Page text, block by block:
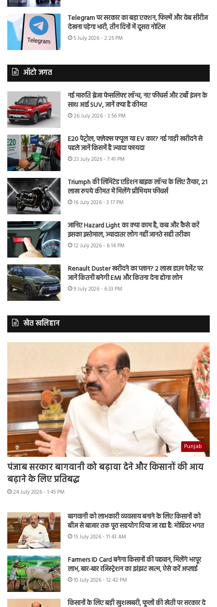
Telegram पर सरकार का बड़ा एक्शन, फिल्में और वेब सीरीज
देखना पड़ेगा भारी, तीन दिनों में दूसरा नोटिस
5 July 2026 - 2:25 PM
ऑटो जगत
नई मारुति ब्रेजा फेसलिफ्ट लॉन्च, नए फीचर्स और टर्बो इंजन के
साथ आई SUV, जानें क्या है कीमत
26 July 2026 - 3:56 PM
E20 पेट्रोल, फ्लेक्स फ्यूल या EV कार? नई गाड़ी खरीदने से
पहले जानें किसमें है ज्यादा फायदा
23 July 2026 - 7:41 PM
Triumph की लिमिटेड एडिशन बाइक लॉन्च के लिए तैयार, 21
लाख रुपये कीमत में मिलेंगे प्रीमियम फीचर्स
16 July 2026 - 3:17 PM
जानिए Hazard Light का क्या काम है, कब और कैसे करें
इसका इस्तेमाल, ज्यादातर लोग नहीं जानते सही तरीका
12 July 2026 - 6:14 PM
Renault Duster खरीदने का प्लान? 2 लाख डाउन पेमेंट पर
जानें कितनी बनेगी EMI और कितना देना होगा लोन
9 July 2026 - 6:33 PM
खेत खलिहान
Punjab
पंजाब सरकार बागवानी को बढ़ावा देने और किसानों की आय
बढ़ाने के लिए प्रतिबद्ध
24 July 2026 - 1:45 PM
बागवानी को लाभकारी व्यवसाय बनाने के लिए किसानों को
बीज से बाजार तक पूरा सहयोग दिया जा रहा है: मोहिंदर भगत
15 July 2026 - 11:43 AM
Farmers ID Card बनेगा किसानों की पहचान, मिलेंगे भरपूर
लाभ, बार-बार रजिस्ट्रेशन का झंझट खत्म, ऐसे करें अप्लाई
10 July 2026 - 12:42 PM
किसानों के लिए बड़ी खुशखबरी, फूलों की खेती पर सरकार दे